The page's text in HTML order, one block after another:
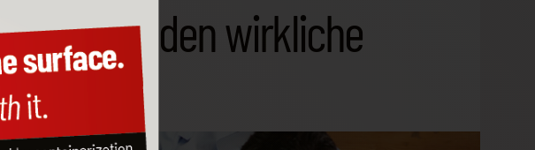
Kunden wirkliche